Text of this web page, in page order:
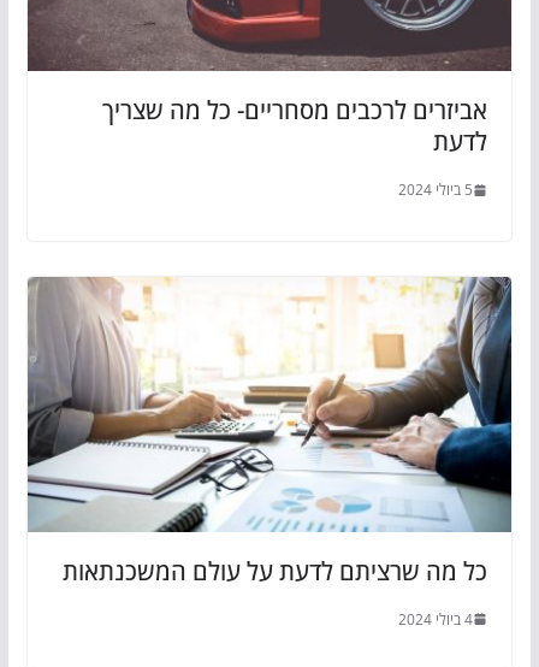
אביזרים לרכבים מסחריים- כל מה שצריך
לדעת
5 ביולי 2024
כל מה שרציתם לדעת על עולם המשכנתאות
4 ביולי 2024